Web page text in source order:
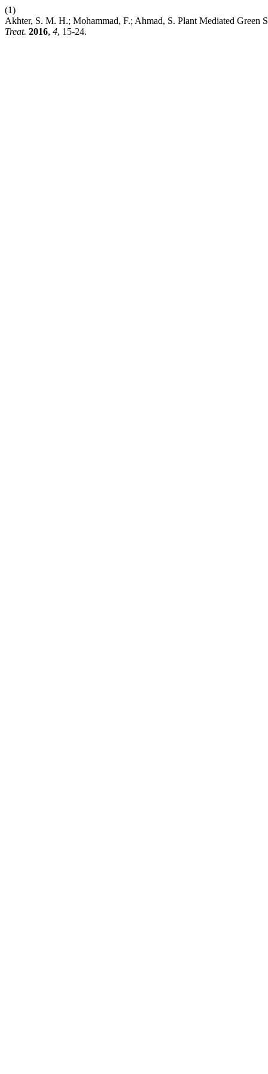
(1)
Akhter, S. M. H.; Mohammad, F.; Ahmad, S. Plant Mediated
Treat. 2016, 4, 15-24.